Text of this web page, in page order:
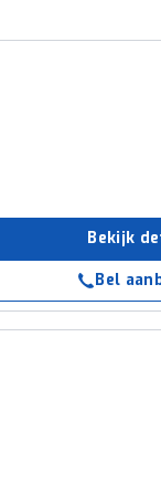
Bekijk
Bel